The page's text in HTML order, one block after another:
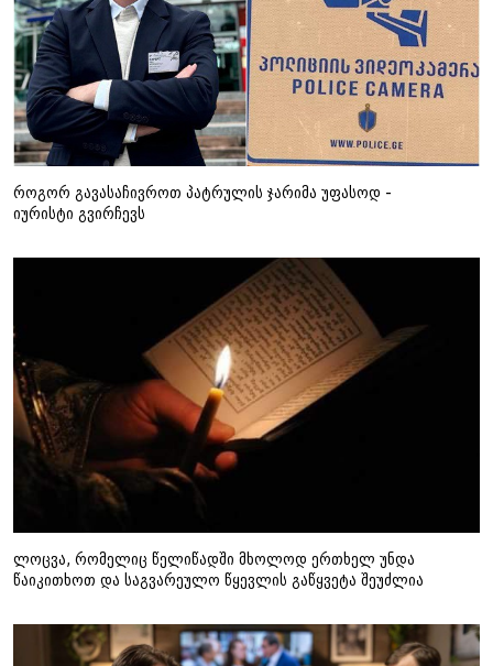
როგორ გავასაჩივროთ პატრულის ჯარიმა უფასოდ -
იურისტი გვირჩევს
ლოცვა, რომელიც წელიწადში მხოლოდ ერთხელ უნდა
წაიკითხოთ და საგვარეულო წყევლის გაწყვეტა შეუძლია